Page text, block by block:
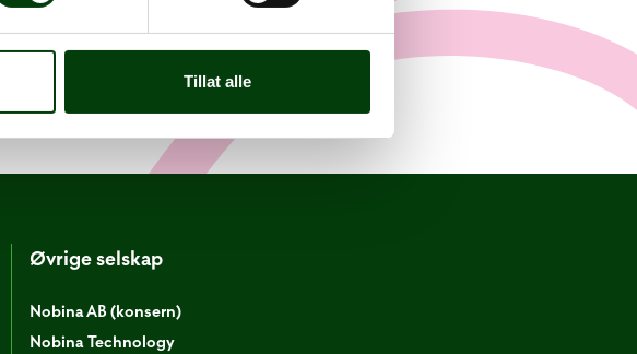
Tillat alle
Øvrige selskap
Nobina AB (konsern)
Nobina Technology